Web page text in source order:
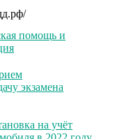
помощь и
экзамена
на учёт